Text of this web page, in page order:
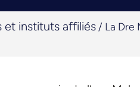
et instituts affiliés / La Dre